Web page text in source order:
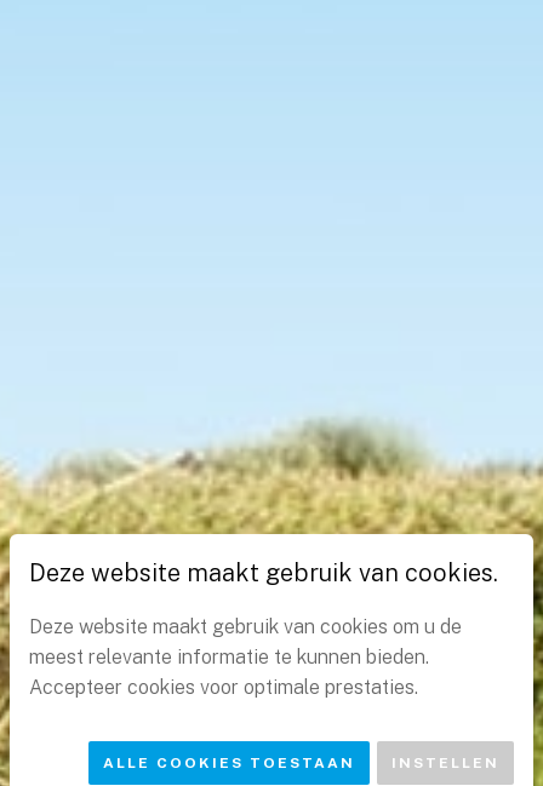
Deze website maakt gebruik van cookies.
Deze website maakt gebruik van cookies om u de
meest relevante informatie te kunnen bieden.
Accepteer cookies voor optimale prestaties.
ALLE COOKIES TOESTAAN INSTELLEN
VOORKEUREN
STATISTIEKEN
MARKETING